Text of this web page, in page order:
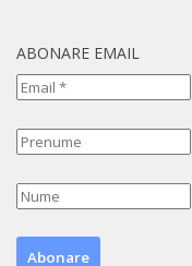
ABONARE EMAIL